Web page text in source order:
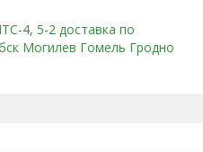
4,5-2 доставка по
Могилев Гомель Гродно